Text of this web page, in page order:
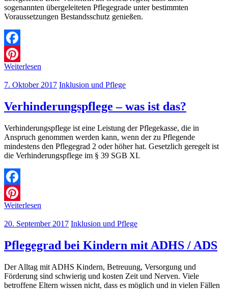
sogenannten übergeleiteten Pflegegrade unter bestimmten
Voraussetzungen Bestandsschutz genießen.
Facebook
Pinterest
Weiterlesen
7. Oktober 2017 Inklusion und Pflege
Verhinderungspflege – was ist das?
Verhinderungspflege ist eine Leistung der Pflegekasse, die in
Anspruch genommen werden kann, wenn der zu Pflegende
mindestens den Pflegegrad 2 oder höher hat. Gesetzlich geregelt ist
die Verhinderungspflege im § 39 SGB XI.
Facebook
Pinterest
Weiterlesen
20. September 2017 Inklusion und Pflege
Pflegegrad bei Kindern mit ADHS / ADS
Der Alltag mit ADHS Kindern, Betreuung, Versorgung und
Förderung sind schwierig und kosten Zeit und Nerven. Viele
betroffene Eltern wissen nicht, dass es möglich und in vielen Fällen